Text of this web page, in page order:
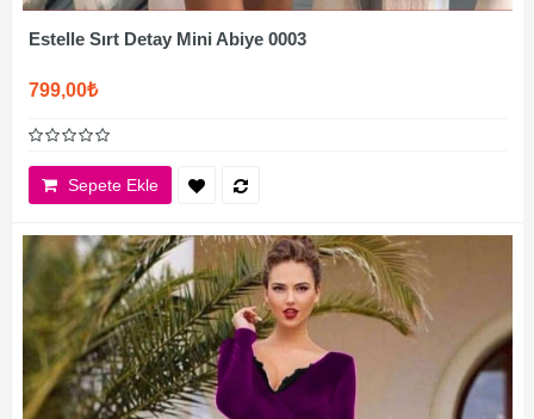
Estelle Sırt Detay Mini Abiye 0003
799,00₺
Sepete Ekle